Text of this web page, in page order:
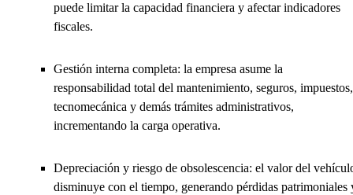
puede limitar la capacidad financiera y afectar indicadores
fiscales.
Gestión interna completa: la empresa asume la
responsabilidad total del mantenimiento, seguros, impuestos,
tecnomecánica y demás trámites administrativos,
incrementando la carga operativa.
Depreciación y riesgo de obsolescencia: el valor del
disminuye con el tiempo, generando pérdidas patrimoniales